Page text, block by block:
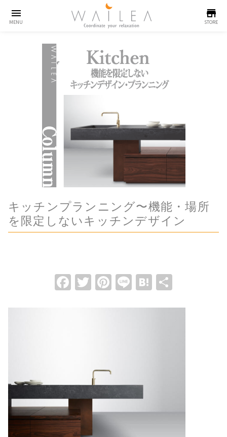
menu
MENU
store
STORE
キッチンプランニング〜機能・場所
を限定しないキッチンデザイン
Facebook
Twitter
Pinterest
LineHatena